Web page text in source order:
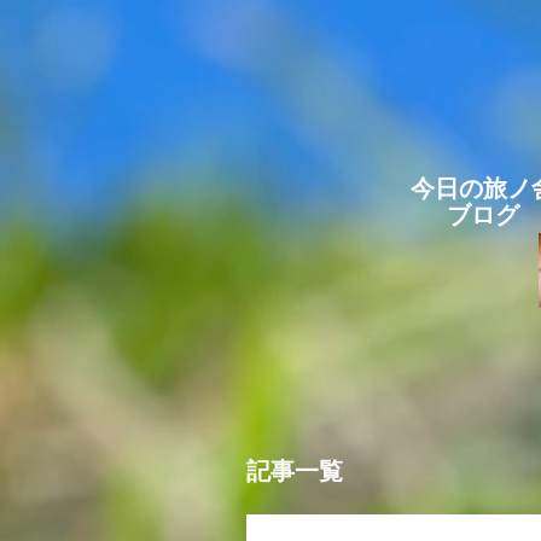
今日の旅ノ
ブログ
記事一覧